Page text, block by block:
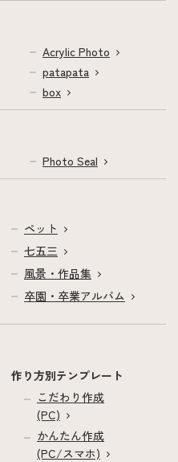
Acrylic Photo
patapata
box
Photo Seal
ペット
七五三
風景・作品集
卒園・卒業アルバム
作り方別テンプレート
こだわり作成
(PC)
かんたん作成
(PC/スマホ)